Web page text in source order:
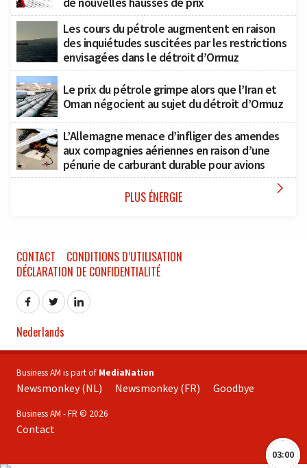
Les cours du pétrole augmentent en raison
des inquiétudes suscitées par les restrictions
envisagées dans le détroit d’Ormuz
Le prix du pétrole grimpe alors que l’Iran et
Oman négocient au sujet du détroit d’Ormuz
L’Allemagne menace d’infliger des amendes
aux compagnies aériennes en raison d’une
pénurie de carburant durable pour avions
PLUS ÉNERGIE 
03:00
CONTACT
CONDITIONS D’UTILISATION
DÉCLARATION DE CONFIDENTIALITÉ
Nederlands
Business AM is part of MediaNation
Newsmonkey (NL) Newsmonkey (FR) Goodbye
Business AM - FR © 2026
Contact